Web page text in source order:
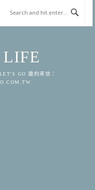
LIFE
GO 邀約來信：